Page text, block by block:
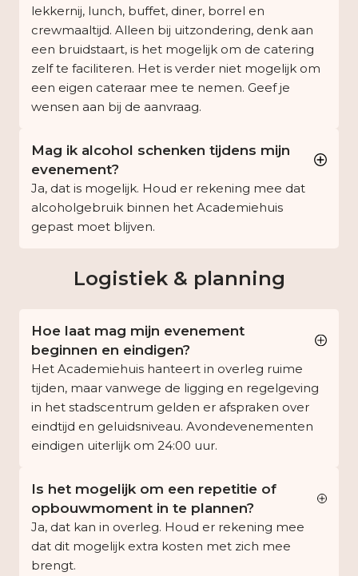
lekkernij, lunch, buffet, diner, borrel en
crewmaaltijd. Alleen bij uitzondering, denk aan
een bruidstaart, is het mogelijk om de catering
zelf te faciliteren. Het is verder niet mogelijk om
een eigen cateraar mee te nemen. Geef je
wensen aan bij de aanvraag.
Mag ik alcohol schenken tijdens mijn
evenement?
Ja, dat is mogelijk. Houd er rekening mee dat
alcoholgebruik binnen het Academiehuis
gepast moet blijven.
Logistiek & planning
Hoe laat mag mijn evenement
beginnen en eindigen?
Het Academiehuis hanteert in overleg ruime
tijden, maar vanwege de ligging en regelgeving
in het stadscentrum gelden er afspraken over
eindtijd en geluidsniveau. Avondevenementen
eindigen uiterlijk om 24:00 uur.
Is het mogelijk om een repetitie of
opbouwmoment in te plannen?
Ja, dat kan in overleg. Houd er rekening mee
dat dit mogelijk extra kosten met zich mee
brengt.